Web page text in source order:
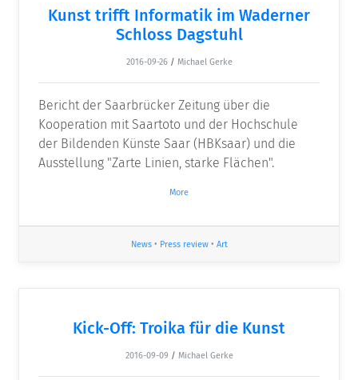
Kunst trifft Informatik im Waderner
Schloss Dagstuhl
2016-09-26 / Michael Gerke
Bericht der Saarbrücker Zeitung über die
Kooperation mit Saartoto und der Hochschule
der Bildenden Künste Saar (HBKsaar) und die
Ausstellung "Zarte Linien, starke Flächen".
More
News• Press review• Art
Kick-Off: Troika für die Kunst
2016-09-09 / Michael Gerke